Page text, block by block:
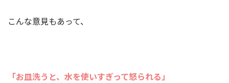
こんな意見もあって、
「お皿洗うと、水を使いすぎって怒られる」